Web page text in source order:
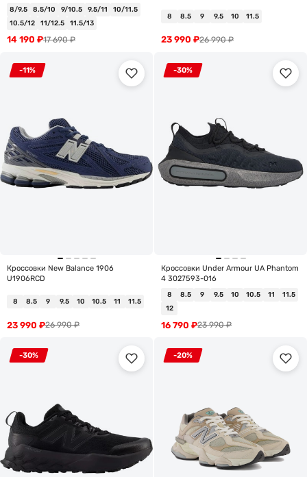
8/9.5 8.5/10 9/10.5 9.5/11
10/11.5
10.5/12
11/12.5 11.5/13
17 690₽
14 190 ₽
8 8.5 9 9.5 10 11.5
26 990₽
23 990 ₽
-11%
Кроссовки New Balance 1906
U1906RCD
8 8.5 9 9.5 10 10.5 11 11.5
26 990₽
23 990 ₽
-30%
Кроссовки Under Armour UA Phantom
4 3027593-016
8 8.5 9 9.5 10 10.5 11
11.5
12
23 990₽
16 790 ₽
-30% -20%